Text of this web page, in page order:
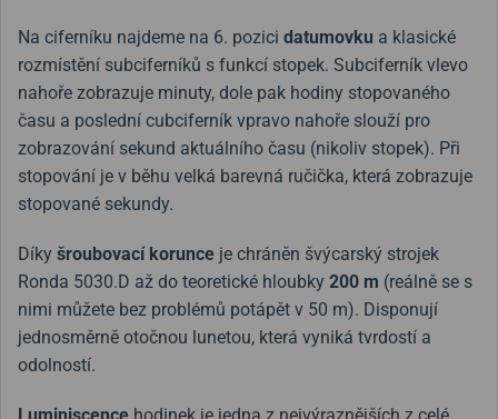
Na ciferníku najdeme na 6. pozici datumovku a klasické
rozmístění subciferníků s funkcí stopek. Subciferník vlevo
nahoře zobrazuje minuty, dole pak hodiny stopovaného
času a poslední cubciferník vpravo nahoře slouží pro
zobrazování sekund aktuálního času (nikoliv stopek). Při
stopování je v běhu velká barevná ručička, která zobrazuje
stopované sekundy.
Díky šroubovací korunce je chráněn švýcarský strojek
Ronda 5030.D až do teoretické hloubky 200 m (reálně se s
nimi můžete bez problémů potápět v 50 m). Disponují
jednosměrně otočnou lunetou, která vyniká tvrdostí a
odolností.